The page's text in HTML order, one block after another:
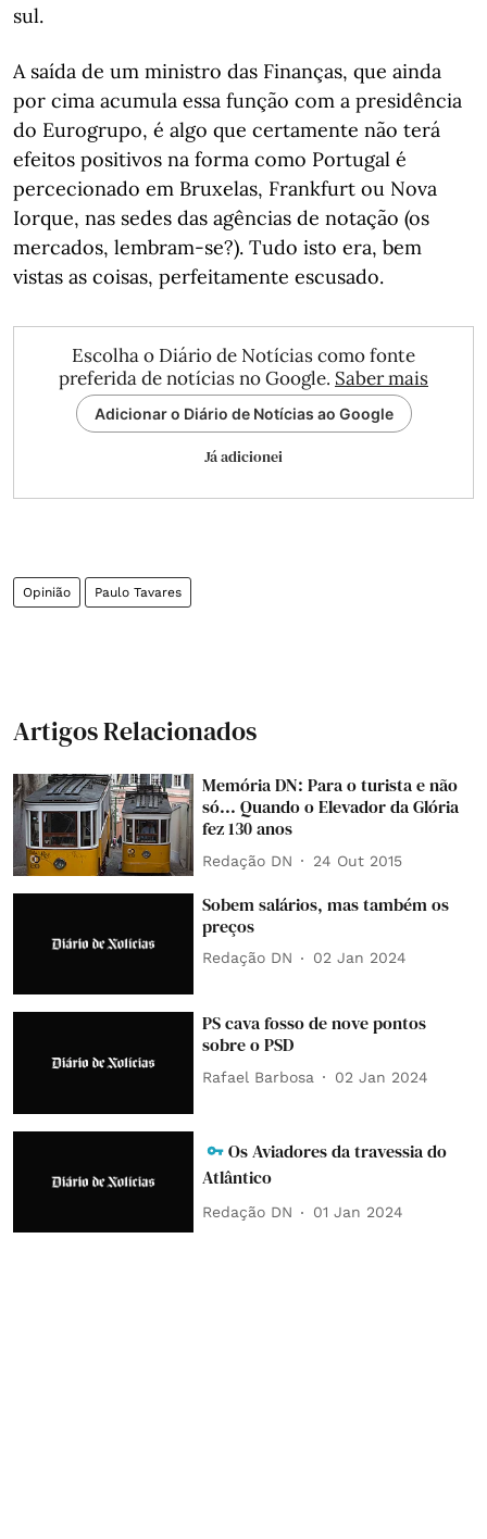
sul.
A saída de um ministro das Finanças, que ainda
por cima acumula essa função com a presidência
do Eurogrupo, é algo que certamente não terá
efeitos positivos na forma como Portugal é
percecionado em Bruxelas, Frankfurt ou Nova
Iorque, nas sedes das agências de notação (os
mercados, lembram-se?). Tudo isto era, bem
vistas as coisas, perfeitamente escusado.
Escolha o Diário de Notícias como fonte
preferida de notícias no Google. Saber mais
Adicionar o Diário de Notícias ao Google
Já adicionei
Opinião Paulo Tavares
Artigos Relacionados
Memória DN: Para o turista e não
só... Quando o Elevador da Glória
fez 130 anos
Redação DN 24 Out 2015
Sobem salários, mas também os
preços
Redação DN 02 Jan 2024
PS cava fosso de nove pontos
sobre o PSD
Rafael Barbosa 02 Jan 2024
Os Aviadores da travessia do
Atlântico
Redação DN 01 Jan 2024